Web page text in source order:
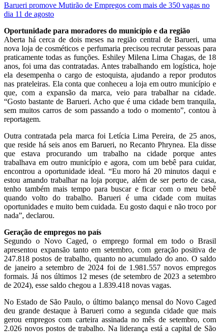
Barueri promove Mutirão de Empregos com mais de 350 vagas no
dia 11 de agosto
Oportunidade para moradores do município e da região
Aberta há cerca de dois meses na região central de Barueri, uma
nova loja de cosméticos e perfumaria precisou recrutar pessoas para
praticamente todas as funções. Eshiley Milena Lima Chagas, de 18
anos, foi uma das contratadas. Antes trabalhando em logística, hoje
ela desempenha o cargo de estoquista, ajudando a repor produtos
nas prateleiras. Ela conta que conheceu a loja em outro município e
que, com a expansão da marca, veio para trabalhar na cidade.
“Gosto bastante de Barueri. Acho que é uma cidade bem tranquila,
sem muitos carros de som passando a todo o momento”, contou à
reportagem.
Outra contratada pela marca foi Letícia Lima Pereira, de 25 anos,
que reside há seis anos em Barueri, no Recanto Phrynea. Ela disse
que estava procurando um trabalho na cidade porque antes
trabalhava em outro município e agora, com um bebê para cuidar,
encontrou a oportunidade ideal. “Eu moro há 20 minutos daqui e
estou amando trabalhar na loja porque, além de ser perto de casa,
tenho também mais tempo para buscar e ficar com o meu bebê
quando volto do trabalho. Barueri é uma cidade com muitas
oportunidades e muito bem cuidada. Eu gosto daqui e não troco por
nada”, declarou.
Geração de empregos no país
Segundo o Novo Caged, o emprego formal em todo o Brasil
apresentou expansão tanto em setembro, com geração positiva de
247.818 postos de trabalho, quanto no acumulado do ano. O saldo
de janeiro a setembro de 2024 foi de 1.981.557 novos empregos
formais. Já nos últimos 12 meses (de setembro de 2023 a setembro
de 2024), esse saldo chegou a 1.839.418 novas vagas.
No Estado de São Paulo, o último balanço mensal do Novo Caged
deu grande destaque à Barueri como a segunda cidade que mais
gerou empregos com carteira assinada no mês de setembro, com
2.026 novos postos de trabalho. Na liderança está a capital de São